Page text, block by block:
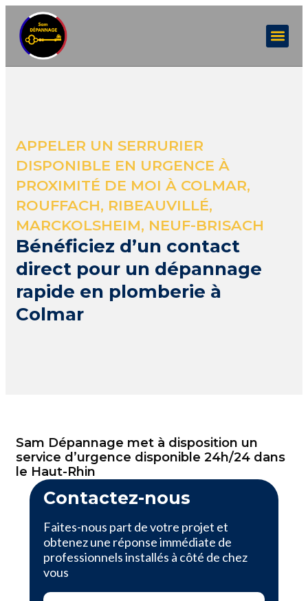
APPELER UN SERRURIER
DISPONIBLE EN URGENCE À
PROXIMITÉ DE MOI À COLMAR,
ROUFFACH, RIBEAUVILLÉ,
MARCKOLSHEIM, NEUF-BRISACH
Bénéficiez d’un contact
direct pour un dépannage
rapide en plomberie à
Colmar
Sam Dépannage met à disposition un
service d’urgence disponible 24h/24 dans
le Haut-Rhin
Contactez-nous
Faites-nous part de votre projet et
obtenez une réponse immédiate de
professionnels installés à côté de chez
vous